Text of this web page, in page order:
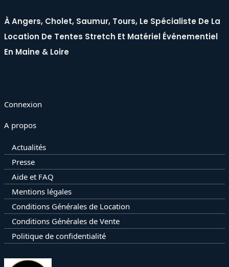
À Angers, Cholet, Saumur, Tours, Le Spécialiste De La
Location De Tentes Stretch Et Matériel Événementiel
En Maine & Loire
Connexion
A propos
Actualités
Presse
Aide et FAQ
Mentions légales
Conditions Générales de Location
Conditions Générales de Vente
Politique de confidentialité